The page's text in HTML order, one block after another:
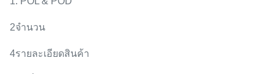
2จํานวน
4รายละเอียดสินค้า